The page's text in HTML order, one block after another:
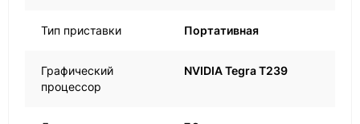
Тип приставки Портативная
Графический
процессор
NVIDIA Tegra T239